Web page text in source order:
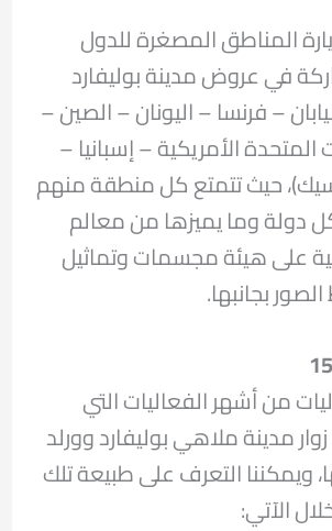
المناطق المصغرة للدول
في عروض مدينة بوليفارد
– فرنسا – اليونان – الصين –
المتحدة الأمريكية – إسبانيا –
حيث تتمتع كل منطقة منهم
دولة وما يميزها من معالم
على هيئة مجسمات وتماثيل
بجانبها.
15
من أشهر الفعاليات التي
مدينة ملاهي بوليفارد وورلد
ويمكننا التعرف على طبيعة تلك
الآتي: